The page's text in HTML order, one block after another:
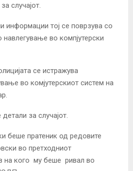
случајот.
информации тој се поврзува со
навлегување во компјутерски
се истражува
во комјутерскиот систем на
за случајот.
беше пратеник од редовите
во претходниот
на кого му беше ривал во